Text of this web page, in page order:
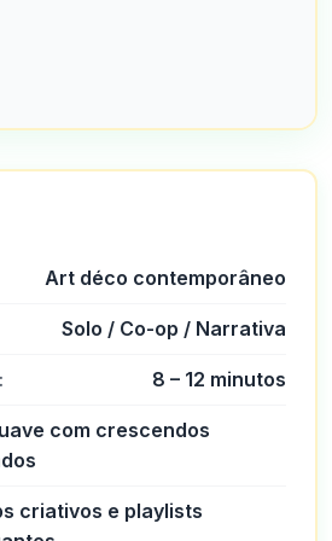
Art déco contemporâneo
Solo / Co-op / Narrativa
8 – 12 minutos
com crescendos
criativos e playlists
ao cliente e pessoas muito